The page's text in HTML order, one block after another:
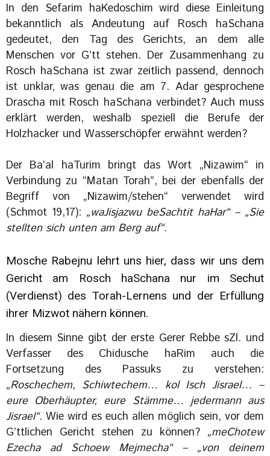
In den Sefarim haKedoschim wird diese Einleitung
bekanntlich als Andeutung auf Rosch haSchana
gedeutet, den Tag des Gerichts, an dem alle
Menschen vor G’tt stehen. Der Zusammenhang zu
Rosch haSchana ist zwar zeitlich passend, dennoch
ist unklar, was genau die am 7. Adar gesprochene
Drascha mit Rosch haSchana verbindet? Auch muss
erklärt werden, weshalb speziell die Berufe der
Holzhacker und Wasserschöpfer erwähnt werden?
Der Ba’al haTurim bringt das Wort „Nizawim“ in
Verbindung zu “Matan Torah”, bei der ebenfalls der
Begriff von „Nizawim/stehen“ verwendet wird
(Schmot 19,17): „waJisjazwu beSachtit haHar“ – „Sie
stellten sich unten am Berg auf“.
Mosche Rabejnu lehrt uns hier, dass wir uns dem
Gericht am Rosch haSchana nur im Sechut
(Verdienst) des Torah-Lernens und der Erfüllung
ihrer Mizwot nähern können.
In diesem Sinne gibt der erste Gerer Rebbe sZl. und
Verfasser des Chidusche haRim auch die
Fortsetzung des Passuks zu verstehen:
„Roschechem, Schiwtechem… kol Isch Jisrael… –
eure Oberhäupter, eure Stämme… jedermann aus
Jisrael“. Wie wird es euch allen möglich sein, vor dem
G’ttlichen Gericht stehen zu können? „meChotew
Ezecha ad Schoew Mejmecha“ – „von deinem